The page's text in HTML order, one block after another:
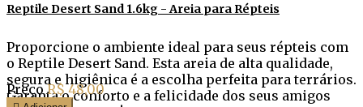
Reptile Desert Sand 1.6kg - Areia para Répteis
Proporcione o ambiente ideal para seus répteis com
o Reptile Desert Sand. Esta areia de alta qualidade,
segura e higiênica é a escolha perfeita para terrários.
Garanta o conforto e a felicidade dos seus amigos
Preço R$ 48,00